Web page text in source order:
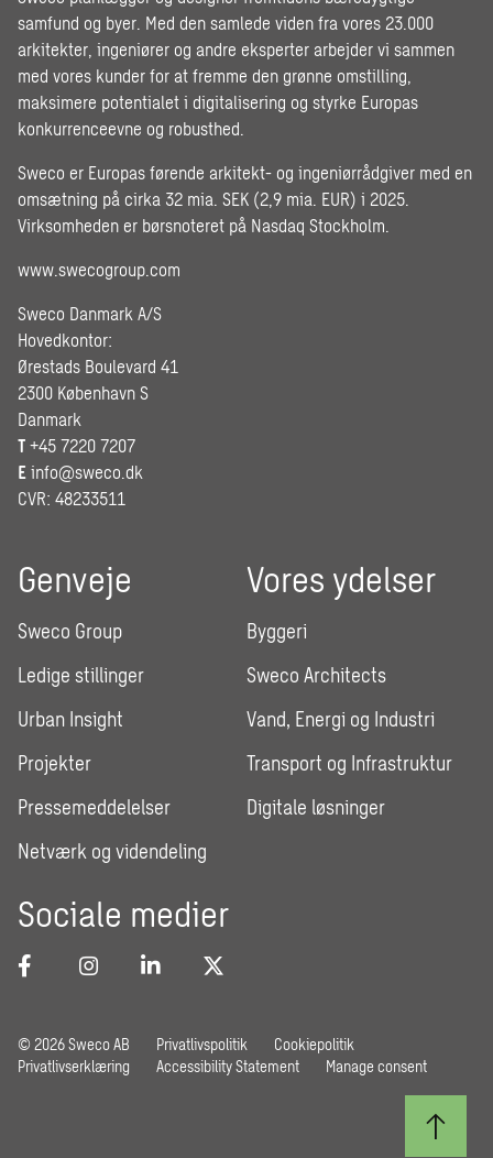
samfund og byer. Med den samlede viden fra vores 23.000
arkitekter, ingeniører og andre eksperter arbejder vi sammen
med vores kunder for at fremme den grønne omstilling,
maksimere potentialet i digitalisering og styrke Europas
konkurrenceevne og robusthed.
Sweco er Europas førende arkitekt- og ingeniørrådgiver med en
omsætning på cirka 32 mia. SEK (2,9 mia. EUR) i 2025.
Virksomheden er børsnoteret på Nasdaq Stockholm.
www.swecogroup.com
Sweco Danmark A/S
Hovedkontor:
Ørestads Boulevard 41
2300 København S
Danmark
T +45 7220 7207
E info@sweco.dk
CVR: 48233511
Genveje
Sweco Group
Ledige stillinger
Urban Insight
Projekter
Pressemeddelelser
Netværk og videndeling
Vores ydelser
Byggeri
Sweco Architects
Vand, Energi og Industri
Transport og Infrastruktur
Digitale løsninger
Sociale medier
© 2026 Sweco AB Privatlivspolitik
Cookiepolitik
Privatlivserklæring
Accessibility Statement Manage consent